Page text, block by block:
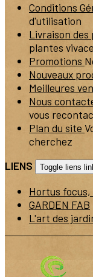
Conditions
d'utilisation
Livraison des
plantes
Promotions
Nouveaux
Meilleures
Nous
vous
Plan du site
cherchez
LIENS
Toggle liens
Hortus focus,
GARDEN FAB
L'art des